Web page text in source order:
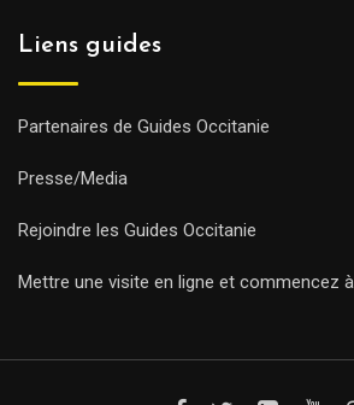
Liens guides
Partenaires de Guides Occitanie
Presse/Media
Rejoindre les Guides Occitanie
Mettre une visite en ligne et commencez